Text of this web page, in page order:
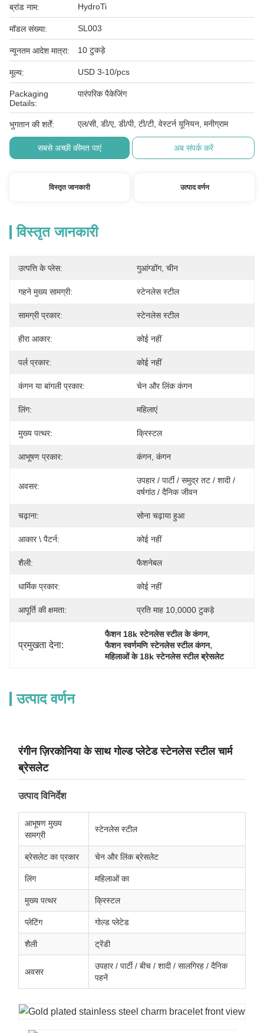
ब्रांड नाम: HydroTi
मॉडल संख्या: SL003
न्यूनतम आदेश मात्रा: 10 टुकड़े
मूल्य: USD 3-10/pcs
Packaging
Details:
पारंपरिक पैकेजिंग
भुगतान की शर्तें: एल/सी, डी/ए, डी/पी, टी/टी, वेस्टर्न यूनियन, मनीग्राम
सबसे अच्छी कीमत पाएं अब संपर्क करें
विस्तृत जानकारी उत्पाद वर्णन
विस्तृत जानकारी
उत्पत्ति के प्लेस: गुआंग्डोंग, चीन
गहने मुख्य सामग्री: स्टेनलेस स्टील
सामग्री प्रकार: स्टेनलेस स्टील
हीरा आकार: कोई नहीं
पर्ल प्रकार: कोई नहीं
कंगन या बांगली प्रकार: चेन और लिंक कंगन
लिंग: महिलाएं
मुख्य पत्थर: क्रिस्टल
आभूषण प्रकार: कंगन, कंगन
अवसर:
उपहार / पार्टी / समुद्र तट / शादी /
वर्षगांठ / दैनिक जीवन
चढ़ाना: सोना चढ़ाया हुआ
आकार \ पैटर्न: कोई नहीं
शैली: फैशनेबल
धार्मिक प्रकार: कोई नहीं
आपूर्ति की क्षमता: प्रति माह 10,0000 टुकड़े
प्रमुखता देना:
फैशन 18k स्टेनलेस स्टील के कंगन,
फैशन स्वर्णमणि स्टेनलेस स्टील कंगन,
महिलाओं के 18k स्टेनलेस स्टील ब्रेसलेट
उत्पाद वर्णन
रंगीन ज़िरकोनिया के साथ गोल्ड प्लेटेड स्टेनलेस स्टील चार्म
ब्रेसलेट
उत्पाद विनिर्देश
आभूषण मुख्य
सामग्री
स्टेनलेस स्टील
ब्रेसलेट का प्रकार चेन और लिंक ब्रेसलेट
लिंग महिलाओं का
मुख्य पत्थर क्रिस्टल
प्लेटिंग गोल्ड प्लेटेड
शैली ट्रेंडी
अवसर
उपहार / पार्टी / बीच / शादी / सालगिरह / दैनिक
पहनें